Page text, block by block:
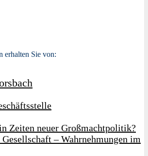
erhalten Sie von:
Zeiten neuer Großmachtpolitik?
– Wahrnehmungen im